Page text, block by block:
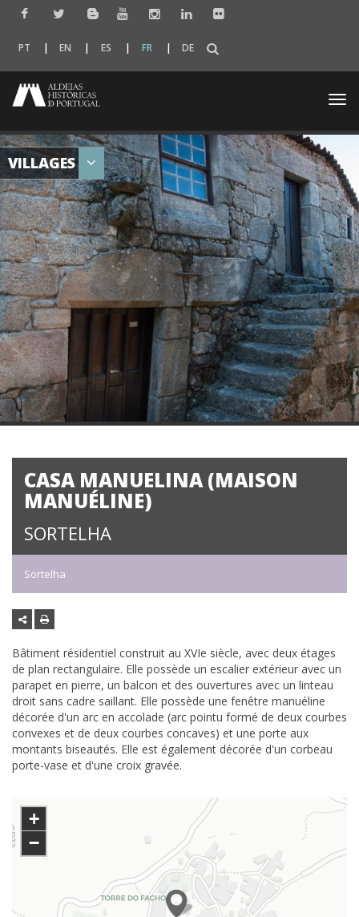
PT EN ES FR DE
VILLAGES
CASA MANUELINA (MAISON
MANUÉLINE)
SORTELHA
Sortelha
Bâtiment résidentiel construit au XVIe siècle, avec deux étages
de plan rectangulaire. Elle possède un escalier extérieur avec un
parapet en pierre, un balcon et des ouvertures avec un linteau
droit sans cadre saillant. Elle possède une fenêtre manuéline
décorée d'un arc en accolade (arc pointu formé de deux courbes
convexes et de deux courbes concaves) et une porte aux
montants biseautés. Elle est également décorée d'un corbeau
porte-vase et d'une croix gravée.
+
−